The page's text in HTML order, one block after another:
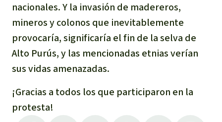
nacionales. Y la invasión de madereros,
mineros y colonos que inevitablemente
provocaría, significaría el fin de la selva de
Alto Purús, y las mencionadas etnias verían
sus vidas amenazadas.
¡Gracias a todos los que participaron en la
protesta!